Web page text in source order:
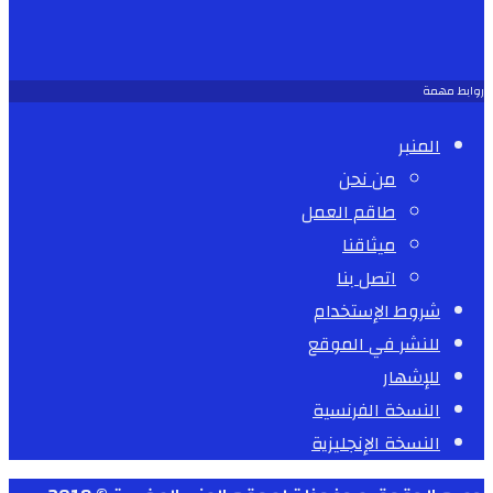
روابط مهمة
المنبر
من نحن
طاقم العمل
ميثاقنا
اتصل بنا
شروط الإستخدام
للنشر في الموقع
للإشهار
النسخة الفرنسية
النسخة الإنجليزية